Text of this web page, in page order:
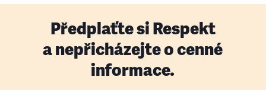
Předplaťte si Respekt
a nepřicházejte o cenné
informace.